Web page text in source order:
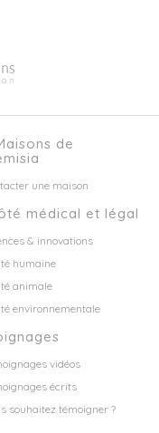
de
une maison
médical et légal
& innovations
humaine
animale
environnementale
vidéos
écrits
souhaitez témoigner ?